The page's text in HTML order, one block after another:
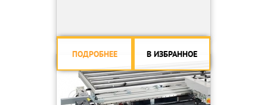
ПОДРОБНЕЕ В ИЗБРАННОЕ